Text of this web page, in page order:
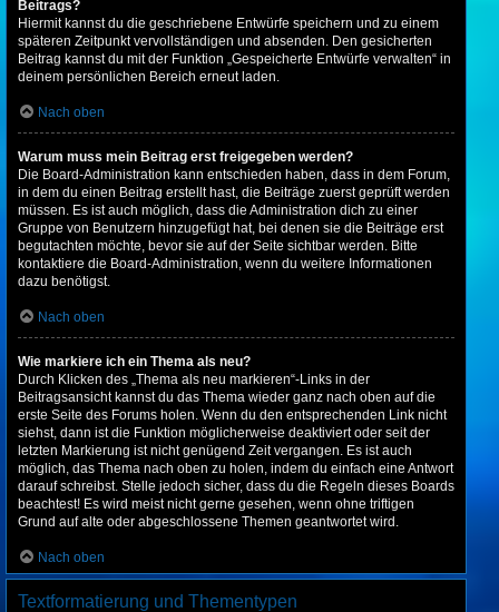
Beitrags?
Hiermit kannst du die geschriebene Entwürfe speichern und zu einem
späteren Zeitpunkt vervollständigen und absenden. Den gesicherten
Beitrag kannst du mit der Funktion „Gespeicherte Entwürfe verwalten“ in
deinem persönlichen Bereich erneut laden.
Nach oben
Warum muss mein Beitrag erst freigegeben werden?
Die Board-Administration kann entschieden haben, dass in dem Forum,
in dem du einen Beitrag erstellt hast, die Beiträge zuerst geprüft werden
müssen. Es ist auch möglich, dass die Administration dich zu einer
Gruppe von Benutzern hinzugefügt hat, bei denen sie die Beiträge erst
begutachten möchte, bevor sie auf der Seite sichtbar werden. Bitte
kontaktiere die Board-Administration, wenn du weitere Informationen
dazu benötigst.
Nach oben
Wie markiere ich ein Thema als neu?
Durch Klicken des „Thema als neu markieren“-Links in der
Beitragsansicht kannst du das Thema wieder ganz nach oben auf die
erste Seite des Forums holen. Wenn du den entsprechenden Link nicht
siehst, dann ist die Funktion möglicherweise deaktiviert oder seit der
letzten Markierung ist nicht genügend Zeit vergangen. Es ist auch
möglich, das Thema nach oben zu holen, indem du einfach eine Antwort
darauf schreibst. Stelle jedoch sicher, dass du die Regeln dieses Boards
beachtest! Es wird meist nicht gerne gesehen, wenn ohne triftigen
Grund auf alte oder abgeschlossene Themen geantwortet wird.
Nach oben
Textformatierung und Thementypen